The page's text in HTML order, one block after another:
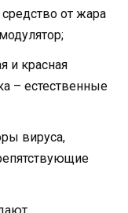
от жара
и красная
– естественные
вируса,